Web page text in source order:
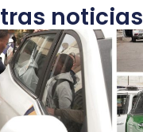
noticias